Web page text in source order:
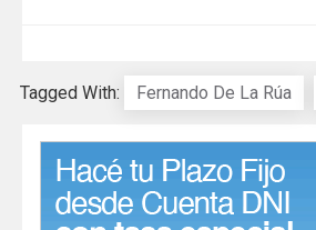
Tagged With: Fernando De La Rúa